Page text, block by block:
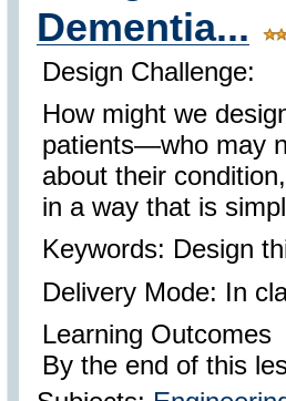
Dementia...
Design Challenge:
How might we
patients—who may
about their
in a way that is
Keywords: Design
Delivery Mode: In
Learning Outcomes
By the end of this